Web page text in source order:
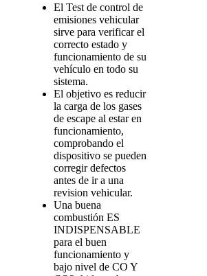
El Test de control de
emisiones vehicular
sirve para verificar el
correcto estado y
funcionamiento de su
vehículo en todo su
sistema.
El objetivo es reducir
la carga de los gases
de escape al estar en
funcionamiento,
comprobando el
dispositivo se pueden
corregir defectos
antes de ir a una
revision vehicular.
Una buena
combustión ES
INDISPENSABLE
para el buen
funcionamiento y
bajo nivel de CO Y